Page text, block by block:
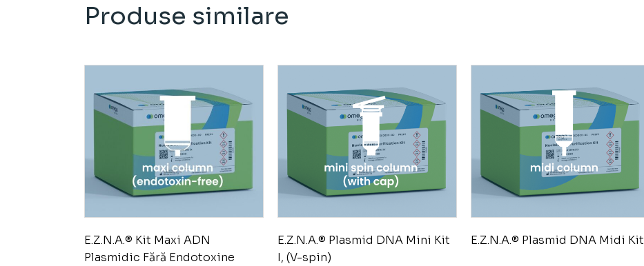
Produse similare
E.Z.N.A.® Kit Maxi ADN
Plasmidic Fără Endotoxine
E.Z.N.A.® Plasmid DNA Mini Kit
I, (V-spin)
E.Z.N.A.® Plasmid DNA Midi Kit